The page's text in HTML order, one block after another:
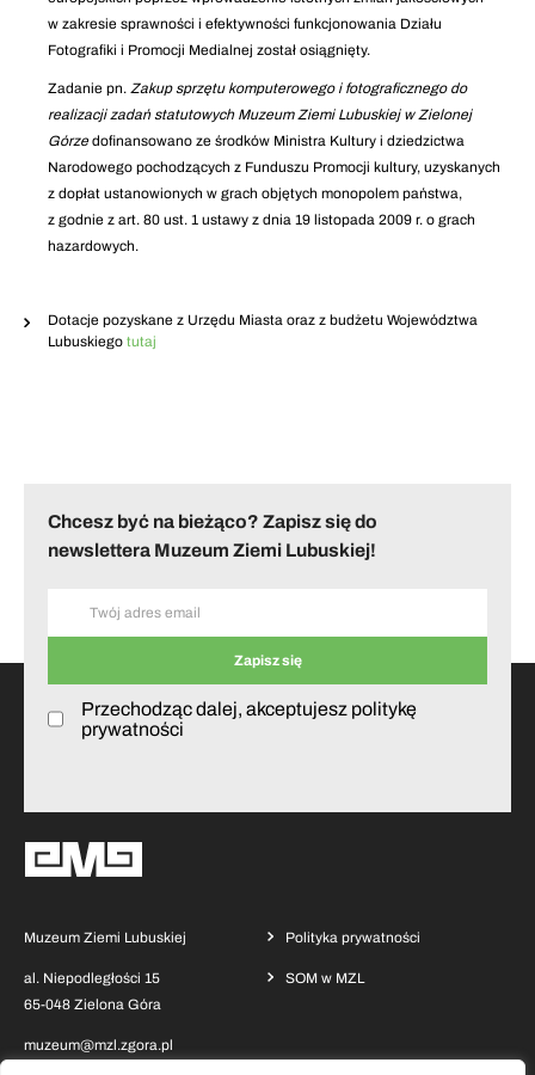
w zakresie sprawności i efektywności funkcjonowania Działu
Fotografiki i Promocji Medialnej został osiągnięty.
Zadanie pn. Zakup sprzętu komputerowego i fotograficznego do
realizacji zadań statutowych Muzeum Ziemi Lubuskiej w Zielonej
Górze dofinansowano ze środków Ministra Kultury i dziedzictwa
Narodowego pochodzących z Funduszu Promocji kultury, uzyskanych
z dopłat ustanowionych w grach objętych monopolem państwa,
z godnie z art. 80 ust. 1 ustawy z dnia 19 listopada 2009 r. o grach
hazardowych.
Dotacje pozyskane z Urzędu Miasta oraz z budżetu Województwa
Lubuskiego tutaj
Chcesz być na bieżąco? Zapisz się do
newslettera Muzeum Ziemi Lubuskiej!
Przechodząc dalej, akceptujesz politykę
prywatności
Muzeum Ziemi Lubuskiej
al. Niepodległości 15
65-048 Zielona Góra
muzeum@mzl.zgora.pl
Polityka prywatności
SOM w MZL